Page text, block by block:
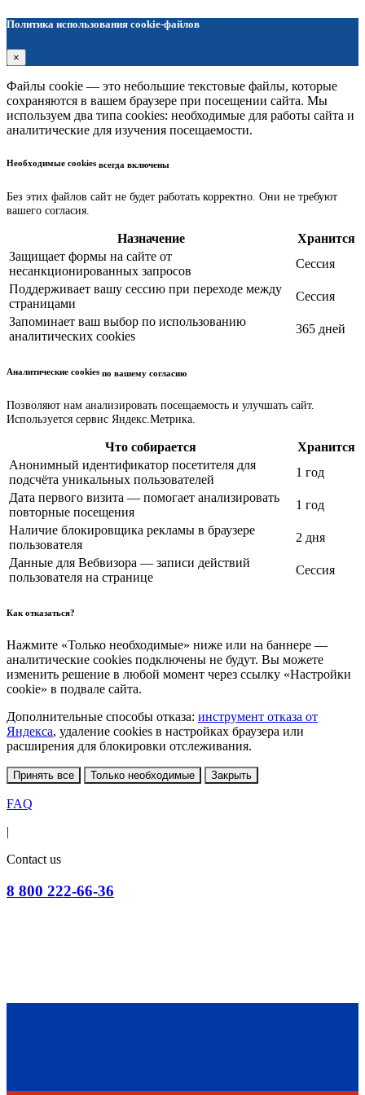
Политика использования cookie-файлов
×
Файлы cookie — это небольшие текстовые файлы, которые
сохраняются в вашем браузере при посещении сайта. Мы
используем два типа cookies: необходимые для работы сайта и
аналитические для изучения посещаемости.
Необходимые cookies всегда включены
Без этих файлов сайт не будет работать корректно. Они не требуют
вашего согласия.
Назначение
Хранится
Защищает формы на сайте от
несанкционированных запросов
Сессия
Поддерживает вашу сессию при переходе между
страницами
Сессия
Запоминает ваш выбор по использованию
аналитических cookies
365 дней
Аналитические cookies по вашему согласию
Позволяют нам анализировать посещаемость и улучшать сайт.
Используется сервис Яндекс.Метрика.
Что собирается
Хранится
Анонимный идентификатор посетителя для
подсчёта уникальных пользователей
1 год
Дата первого визита — помогает анализировать
повторные посещения
1 год
Наличие блокировщика рекламы в браузере
пользователя
2 дня
Данные для Вебвизора — записи действий
пользователя на странице
Сессия
Как отказаться?
Нажмите «Только необходимые» ниже или на баннере —
аналитические cookies подключены не будут. Вы можете
изменить решение в любой момент через ссылку «Настройки
cookie» в подвале сайта.
Дополнительные способы отказа: инструмент отказа от
Яндекса, удаление cookies в настройках браузера или
расширения для блокировки отслеживания.
Принять все Только необходимые Закрыть
FAQ
|
Contact us
8 800 222-66-36